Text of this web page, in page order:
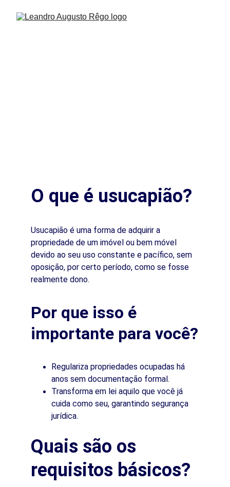
O que é usucapião?
Usucapião é uma forma de adquirir a
propriedade de um imóvel ou bem móvel
devido ao seu uso constante e pacífico, sem
oposição, por certo período, como se fosse
realmente dono.
Por que isso é
importante para você?
Regulariza propriedades ocupadas há
anos sem documentação formal.
Transforma em lei aquilo que você já
cuida como seu, garantindo segurança
jurídica.
Quais são os
requisitos básicos?